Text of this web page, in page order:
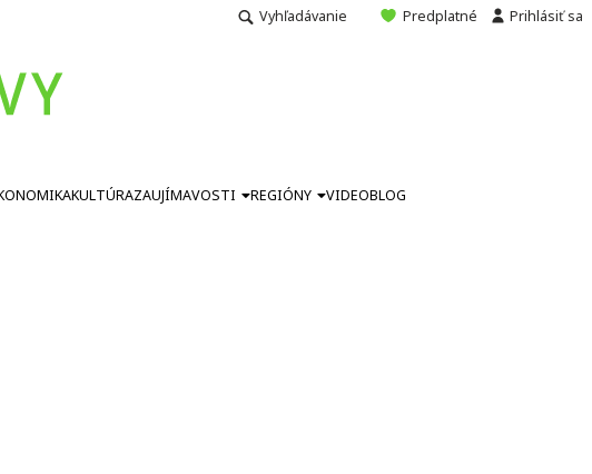
Vyhľadávanie Predplatné Prihlásiť sa
KULTÚRAZAUJÍMAVOSTI REGIÓNY VIDEOBLOG